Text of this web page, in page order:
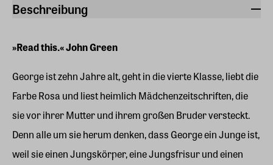
Beschreibung
»Read this.« John Green
George ist zehn Jahre alt, geht in die vierte Klasse, liebt die
Farbe Rosa und liest heimlich Mädchenzeitschriften, die
sie vor ihrer Mutter und ihrem großen Bruder versteckt.
Denn alle um sie herum denken, dass George ein Junge ist,
weil sie einen Jungskörper, eine Jungsfrisur und einen